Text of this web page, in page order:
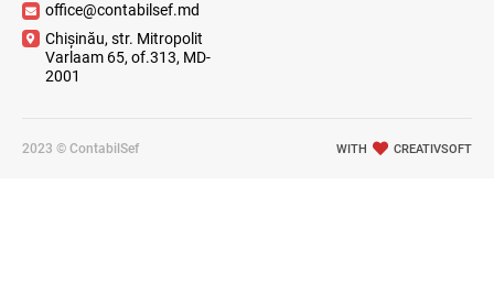
office@contabilsef.md
Chișinău, str. Mitropolit
Varlaam 65, of.313, MD-
2001
2023 © ContabilSef WITH CREATIVSOFT